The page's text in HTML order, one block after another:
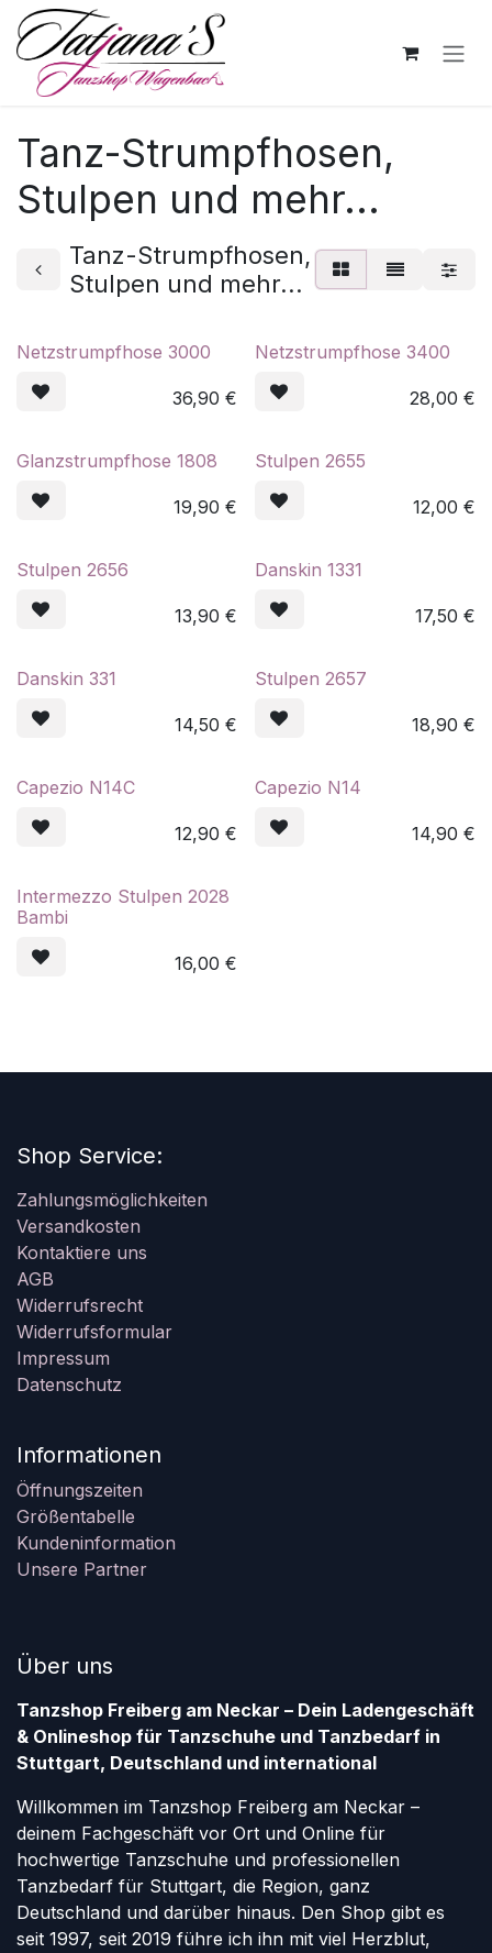
Zum Inhalt springen
Tanz-Strumpfhosen,
Stulpen und mehr...
Tanz-Strumpfhosen,
Stulpen und mehr...
Netzstrumpfhose 3000
36,90 €
Netzstrumpfhose 3400
28,00 €
Glanzstrumpfhose 1808
19,90 €
Stulpen 2655
12,00 €
Stulpen 2656
13,90 €
Danskin 1331
17,50 €
Danskin 331
14,50 €
Stulpen 2657
18,90 €
Capezio N14C
12,90 €
Capezio N14
14,90 €
Intermezzo Stulpen 2028
Bambi
16,00 €
Shop Service:
Zahlungsmöglichkeiten
Versandkosten
Kontaktiere uns
AGB
Widerrufsrecht
Widerrufsformular
Impressum
Datenschutz
Informationen
Öffnungszeiten
Größentabelle
Kundeninformation
Unsere Partner
Über uns
Tanzshop Freiberg am Neckar – Dein Ladengeschäft
& Onlineshop für Tanzschuhe und Tanzbedarf in
Stuttgart, Deutschland und international
Willkommen im Tanzshop Freiberg am Neckar –
deinem Fachgeschäft vor Ort und Online für
hochwertige Tanzschuhe und professionellen
Tanzbedarf für Stuttgart, die Region, ganz
Deutschland und darüber hinaus. Den Shop gibt es
seit 1997, seit 2019 führe ich ihn mit viel Herzblut,